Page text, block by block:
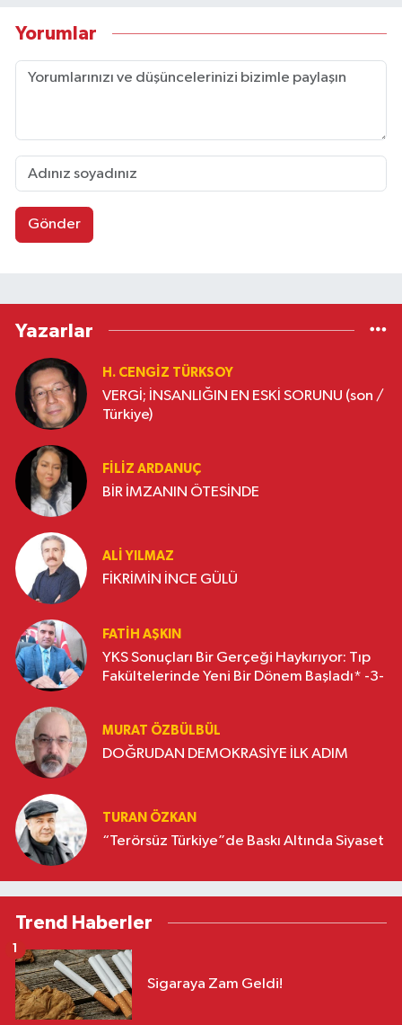
Yorumlar
Gönder
Yazarlar
H. CENGIZ TÜRKSOY
VERGİ; İNSANLIĞIN EN ESKİ SORUNU (son /
Türkiye)
FILIZ ARDANUÇ
BİR İMZANIN ÖTESİNDE
ALI YILMAZ
FİKRİMİN İNCE GÜLÜ
FATIH AŞKIN
YKS Sonuçları Bir Gerçeği Haykırıyor: Tıp
Fakültelerinde Yeni Bir Dönem Başladı* -3-
MURAT ÖZBÜLBÜL
DOĞRUDAN DEMOKRASİYE İLK ADIM
TURAN ÖZKAN
“Terörsüz Türkiye”de Baskı Altında Siyaset
Trend Haberler
Sigaraya Zam Geldi!
1